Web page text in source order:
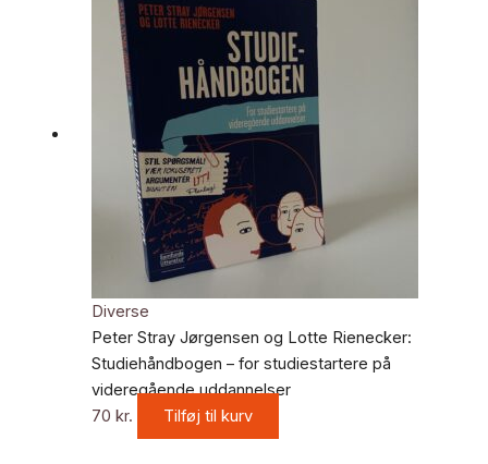
Diverse
Peter Stray Jørgensen og Lotte Rienecker:
Studiehåndbogen – for studiestartere på
videregående uddannelser
70 kr. Tilføj til kurv